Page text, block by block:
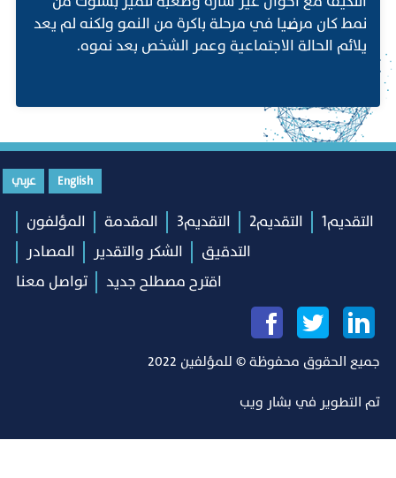
نمط كان مرضيا في مرحلة باكرة من النمو ولكنه لم يعد
يلائم الحالة الاجتماعية وعمر الشخص بعد نموه.
English عربي
التقديم1 التقديم2 التقديم3 المقدمة
المؤلفون
التدقيق
الشكر والتقدير
المصادر
اقترح مصطلح جديد
تواصل معنا
جميع الحقوق محفوظة © للمؤلفين 2022
تم التطوير في بشار ويب